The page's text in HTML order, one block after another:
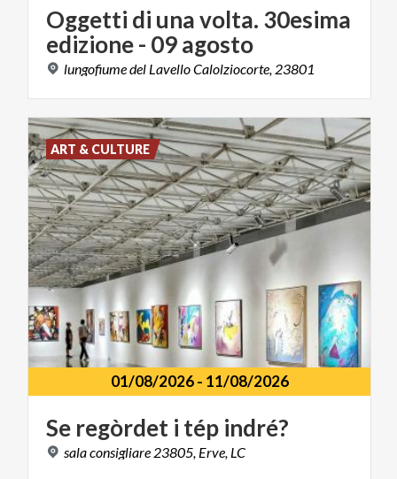
Oggetti di unavolta. 30esima
edizione- 09agosto
lungofiumedel LavelloCalolziocorte, 23801
01/08/2026- 11/08/2026
Se regòrdet i tép indré?
salaconsigliare 23805, Erve, LC
ART & CULTURE